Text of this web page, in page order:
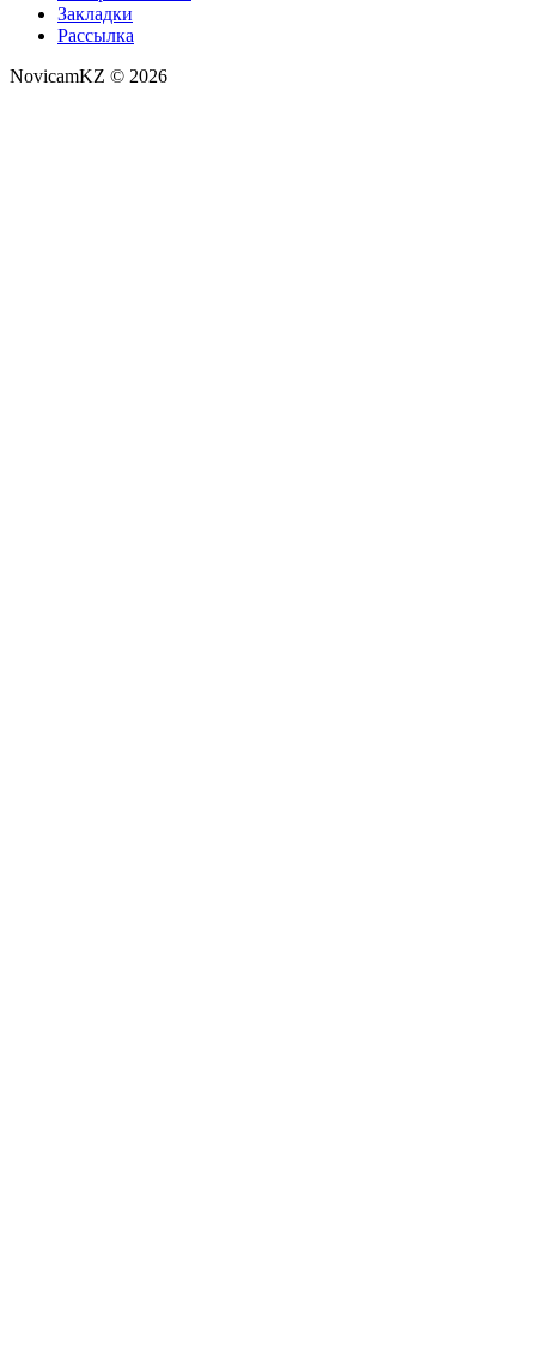
Закладки
Рассылка
NovicamKZ © 2026